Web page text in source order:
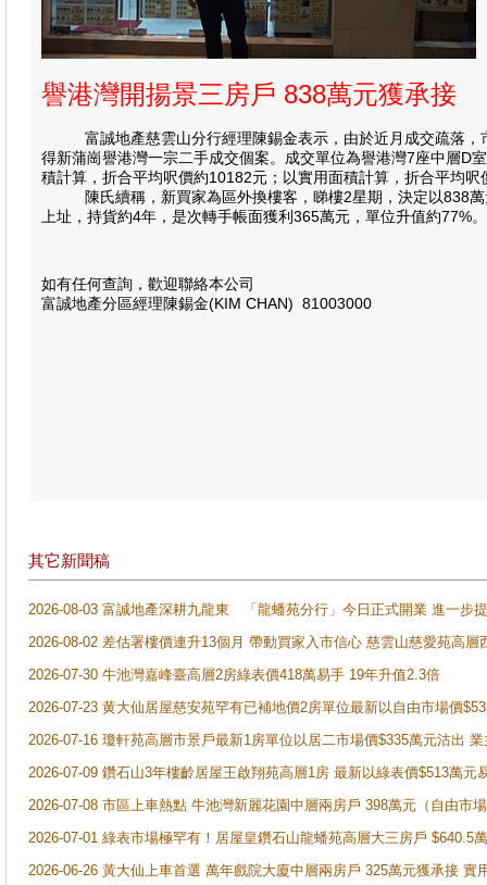
譽港灣開揚景三房戶 838萬元獲承接
富誠地產慈雲山分行經理陳錫金表示，由於近月成交疏落，市
得新蒲崗譽港灣一宗二手成交個案。成交單位為譽港灣7座中層D
積計算，折合平均呎價約10182元；以實用面積計算，折合平均
陳氏續稱，新買家為區外換樓客，睇樓2星期，決定以838萬
上址，持貨約4年，是次轉手帳面獲利365萬元，單位升值約77%。
如有任何查詢，歡迎聯絡本公司
富誠地產分區經理陳錫金(KIM CHAN) 81003000
其它新聞稿
2026-08-03 富誠地產深耕九龍東 「龍蟠苑分行」今日正式開業 進一步
2026-08-02 差估署樓價連升13個月 帶動買家入市信心 慈雲山慈愛苑高層
2026-07-30 牛池灣嘉峰臺高層2房綠表價418萬易手 19年升值2.3倍
2026-07-23 黄大仙居屋慈安苑罕有已補地價2房單位最新以自由市場價
2026-07-16 瓊軒苑高層市景戶最新1房單位以居二市場價$335萬元沽出
2026-07-09 鑽石山3年樓齡居屋王啟翔苑高層1房 最新以綠表價$513萬元
2026-07-08 市區上車熱點 牛池灣新麗花園中層兩房戶 398萬元（自由市
2026-07-01 綠表市場極罕有！居屋皇鑽石山龍蟠苑高層大三房戶
2026-06-26 黃大仙上車首選 萬年戲院大廈中層兩房戶 325萬元獲承接 實